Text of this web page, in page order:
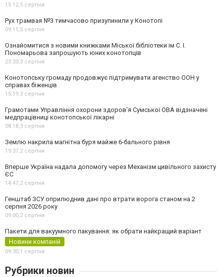
15:12,5 серпня
Рух трамвая №3 тимчасово призупинили у Конотопі
09:11,5 серпня
Ознайомитися з новими книжками Міської бібліотеки ім С. І.
Пономарьова запрошують юних конотопців
23:20,3 серпня
Конотопську громаду продовжує підтримувати агенство ООН у
справах біженців
15:19,3 серпня
Грамотами Управління охорони здоров’я Сумської ОВА відзначені
медпрацівниці конотопської лікарні
08:18,3 серпня
Землю накрила магнітна буря майже 6-бального рівня
19:37,2 серпня
Вперше Україна надала допомогу через Механізм цивільного захисту
ЄС
14:47,2 серпня
Генштаб ЗСУ оприлюднив дані про втрати ворога станом на 2
серпня 2026 року
09:00,2 серпня
Пакети для вакуумного пакування: як обрати найкращий варіант
Новини компаній
09:30,1 серпня
Рубрики новин